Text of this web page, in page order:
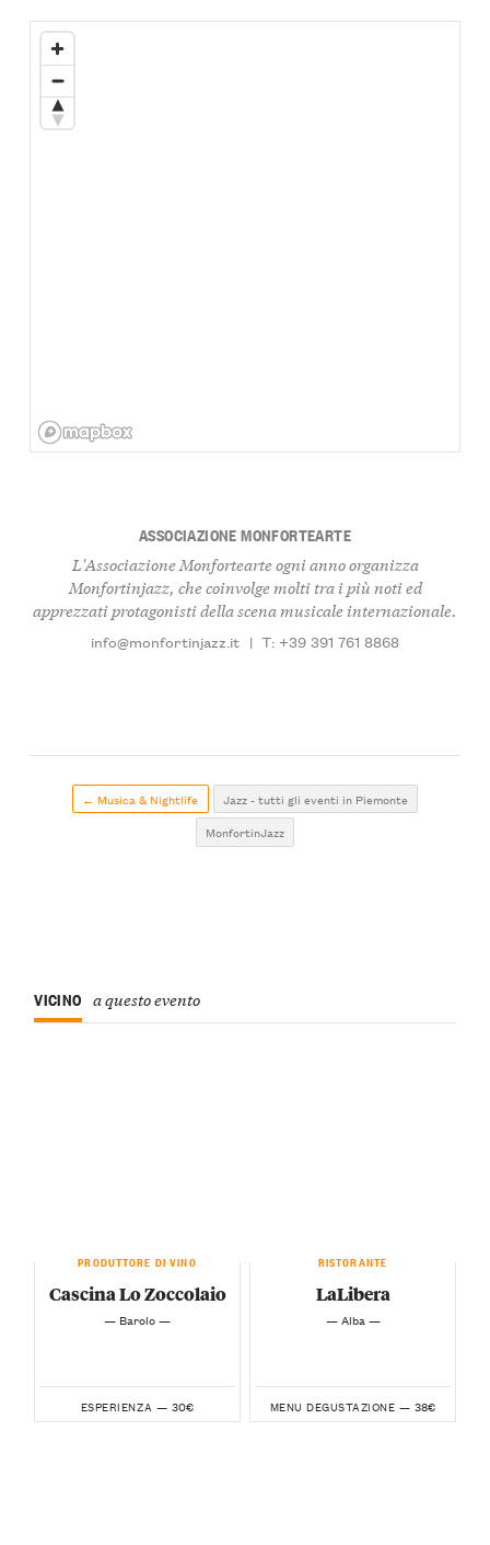
ASSOCIAZIONE MONFORTEARTE
L'Associazione Monfortearte ogni anno organizza
Monfortinjazz, che coinvolge molti tra i più noti ed
apprezzati protagonisti della scena musicale internazionale.
info@monfortinjazz.it | T: +39 391 761 8868
← Musica & Nightlife
Jazz - tutti gli eventi in Piemonte
MonfortinJazz
VICINO a questo evento
PRODUTTORE DI VINO
Cascina Lo Zoccolaio
— Barolo —
ESPERIENZA — 30€
RISTORANTE
LaLibera
— Alba —
MENU DEGUSTAZIONE — 38€